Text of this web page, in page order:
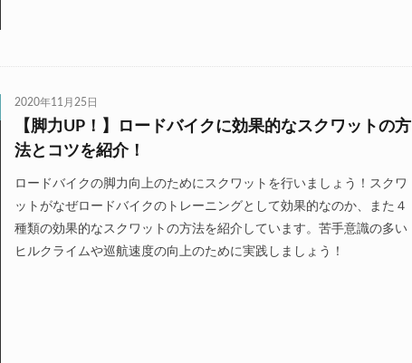
2020年11月25日
【脚力UP！】ロードバイクに効果的なスクワットの方
法とコツを紹介！
ロードバイクの脚力向上のためにスクワットを行いましょう！スクワ
ットがなぜロードバイクのトレーニングとして効果的なのか、また４
種類の効果的なスクワットの方法を紹介しています。苦手意識の多い
ヒルクライムや巡航速度の向上のために実践しましょう！